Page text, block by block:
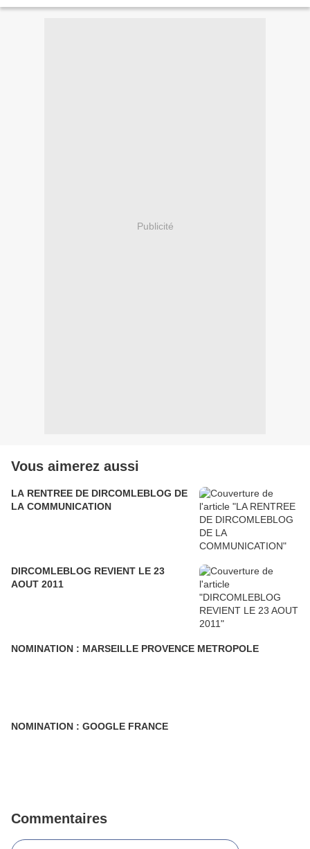
Publicité
Vous aimerez aussi
LA RENTREE DE DIRCOMLEBLOG DE
LA COMMUNICATION
DIRCOMLEBLOG REVIENT LE 23
AOUT 2011
NOMINATION : MARSEILLE PROVENCE METROPOLE
NOMINATION : GOOGLE FRANCE
Commentaires